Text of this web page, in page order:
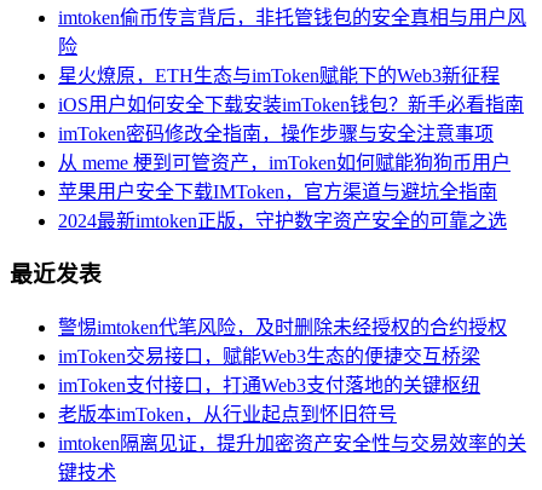
imtoken偷币传言背后，非托管钱包的安全真相与用户风
险
星火燎原，ETH生态与imToken赋能下的Web3新征程
iOS用户如何安全下载安装imToken钱包？新手必看指南
imToken密码修改全指南，操作步骤与安全注意事项
从 meme 梗到可管资产，imToken如何赋能狗狗币用户
苹果用户安全下载IMToken，官方渠道与避坑全指南
2024最新imtoken正版，守护数字资产安全的可靠之选
最近发表
警惕imtoken代笔风险，及时删除未经授权的合约授权
imToken交易接口，赋能Web3生态的便捷交互桥梁
imToken支付接口，打通Web3支付落地的关键枢纽
老版本imToken，从行业起点到怀旧符号
imtoken隔离见证，提升加密资产安全性与交易效率的关
键技术